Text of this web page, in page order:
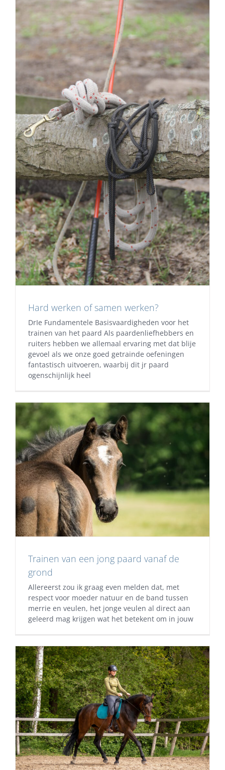
Hard werken of samen werken?
DrIe Fundamentele Basisvaardigheden voor het
trainen van het paard Als paardenliefhebbers en
ruiters hebben we allemaal ervaring met dat blije
gevoel als we onze goed getrainde oefeningen
fantastisch uitvoeren, waarbij dit jr paard
ogenschijnlijk heel
Trainen van een jong paard vanaf de
grond
Allereerst zou ik graag even melden dat, met
respect voor moeder natuur en de band tussen
merrie en veulen, het jonge veulen al direct aan
geleerd mag krijgen wat het betekent om in jouw